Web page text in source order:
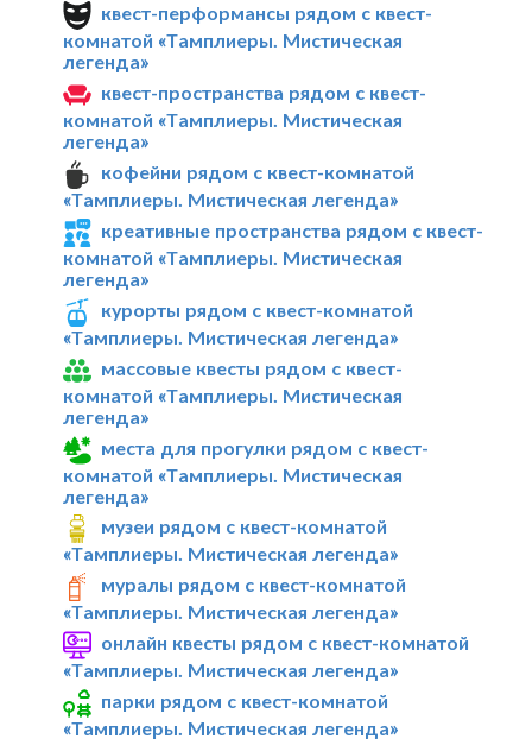
квест-перформансы рядом с квест-
комнатой «Тамплиеры. Мистическая
легенда»
квест-пространства рядом с квест-
комнатой «Тамплиеры. Мистическая
легенда»
кофейни рядом с квест-комнатой
«Тамплиеры. Мистическая легенда»
креативные пространства рядом с квест-
комнатой «Тамплиеры. Мистическая
легенда»
курорты рядом с квест-комнатой
«Тамплиеры. Мистическая легенда»
массовые квесты рядом с квест-
комнатой «Тамплиеры. Мистическая
легенда»
места для прогулки рядом с квест-
комнатой «Тамплиеры. Мистическая
легенда»
музеи рядом с квест-комнатой
«Тамплиеры. Мистическая легенда»
муралы рядом с квест-комнатой
«Тамплиеры. Мистическая легенда»
онлайн квесты рядом с квест-комнатой
«Тамплиеры. Мистическая легенда»
парки рядом с квест-комнатой
«Тамплиеры. Мистическая легенда»